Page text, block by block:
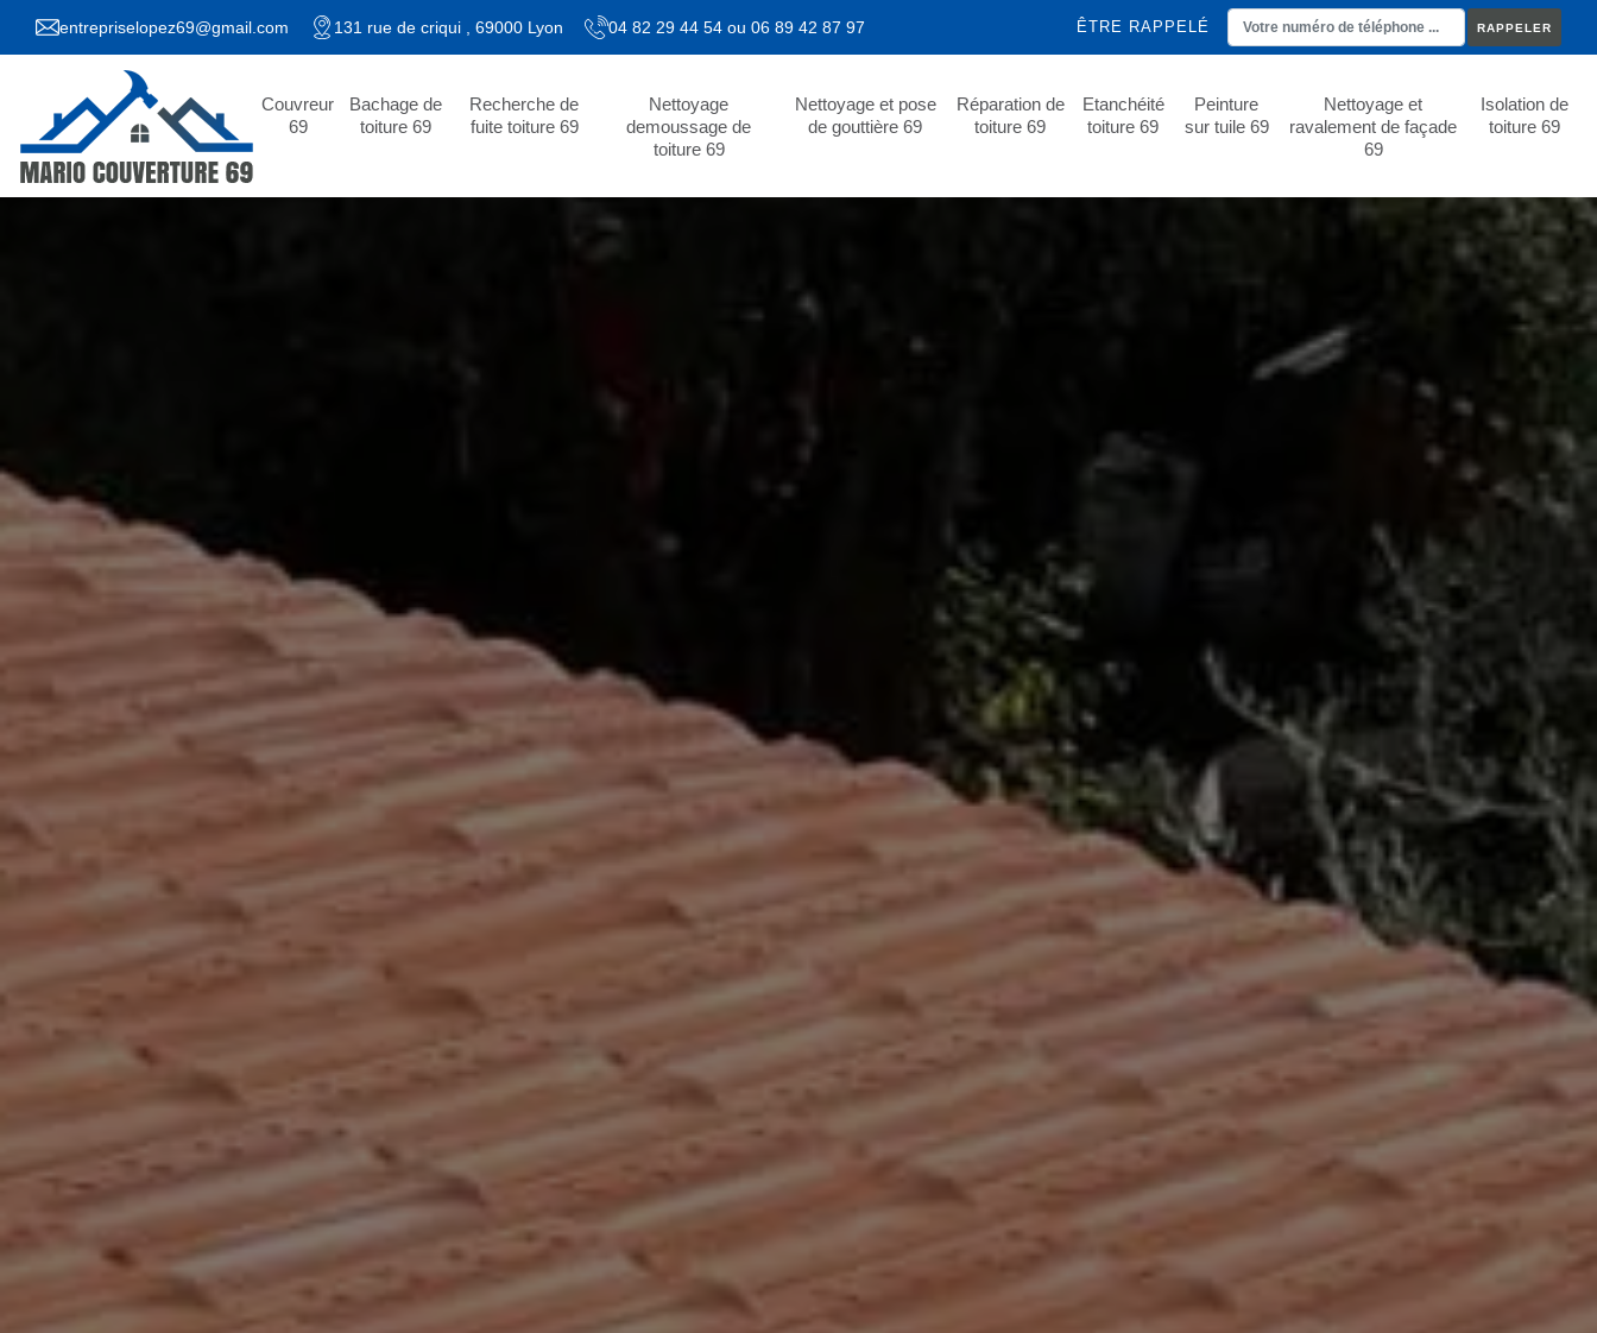
entrepriselopez69@gmail.com 131 rue de criqui , 69000 Lyon 04 82 29 44 54 ou 06 89 42 87 97 ÊTRE RAPPELÉ
Couvreur
69
Bachage de
toiture 69
Recherche de
fuite toiture 69
Nettoyage
demoussage de
toiture 69
Nettoyage et pose
de gouttière 69
Réparation de
toiture 69
Etanchéité
toiture 69
Peinture
sur tuile 69
Nettoyage et
ravalement de façade
69
Isolation de
toiture 69